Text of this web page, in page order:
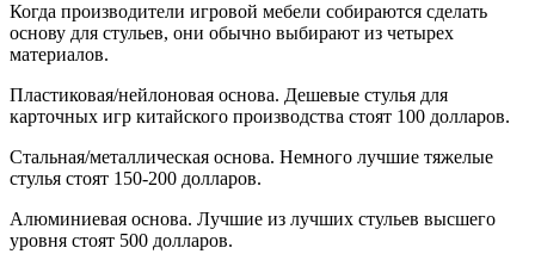
Когда производители игровой мебели собираются сделать
основу для стульев, они обычно выбирают из четырех
материалов.
Пластиковая/нейлоновая основа. Дешевые стулья для
карточных игр китайского производства стоят 100 долларов.
Стальная/металлическая основа. Немного лучшие тяжелые
стулья стоят 150-200 долларов.
Алюминиевая основа. Лучшие из лучших стульев высшего
уровня стоят 500 долларов.